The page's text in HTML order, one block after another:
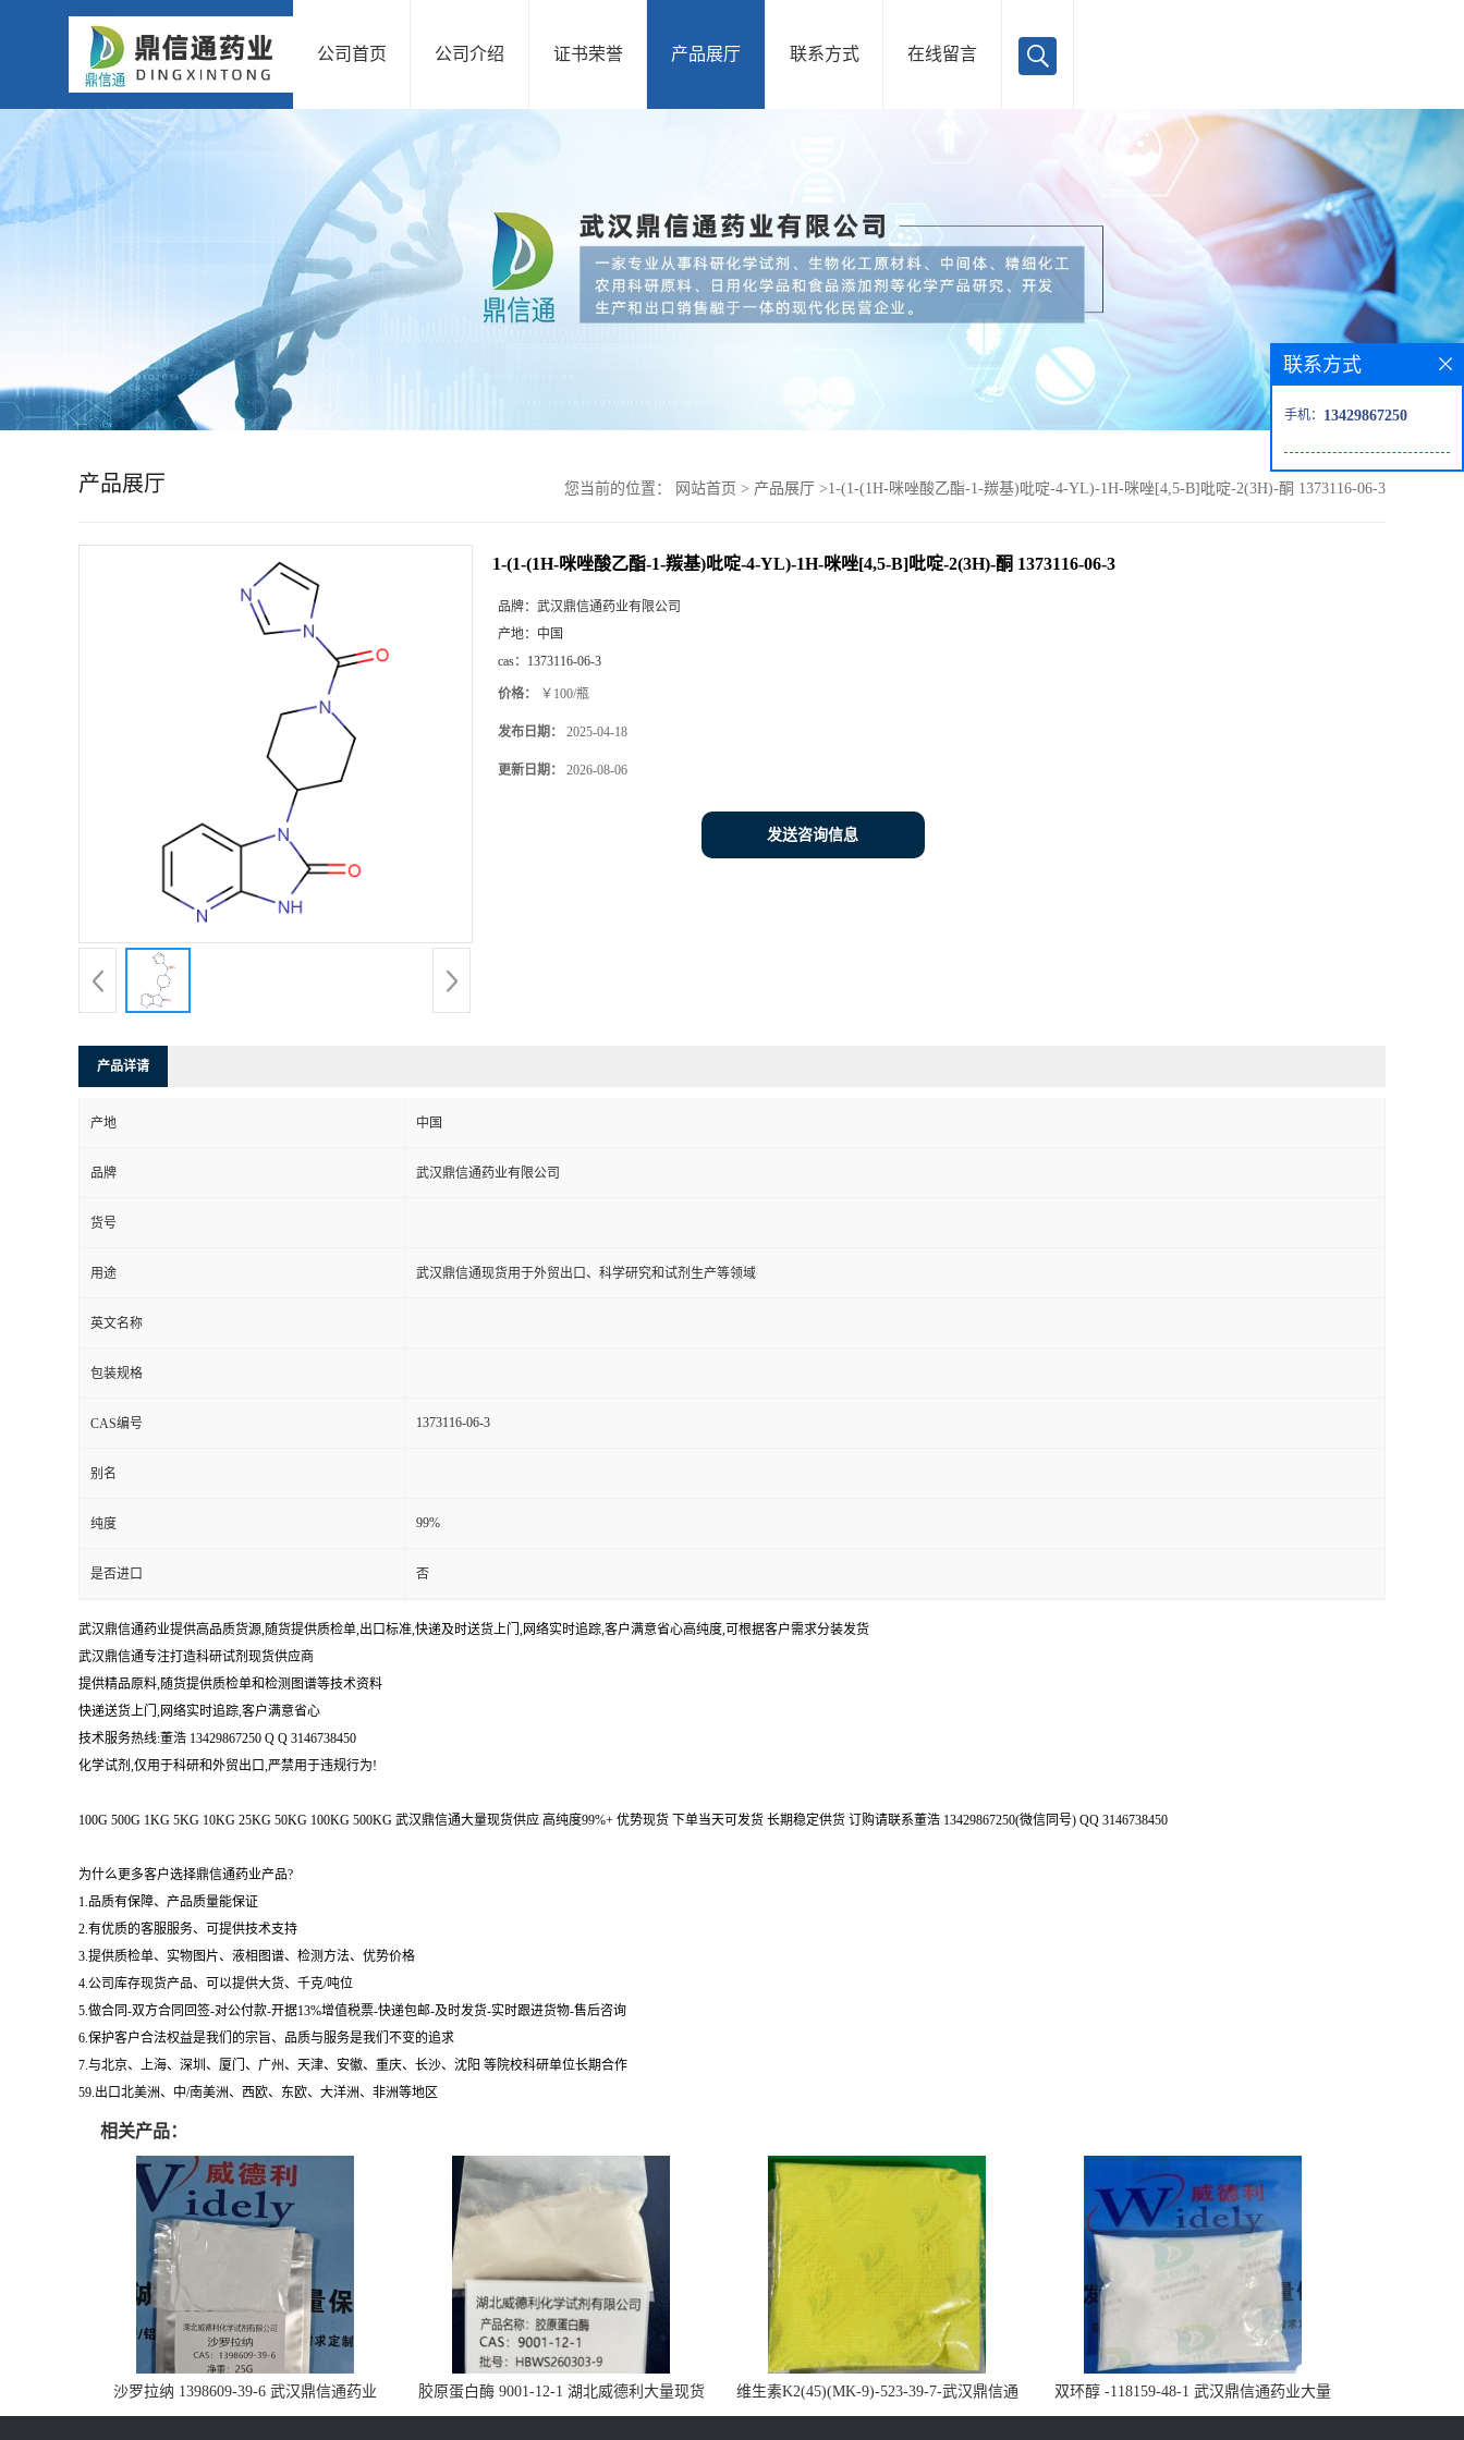
公司首页 公司介绍 证书荣誉 产品展厅 联系方式 在线留言
产品展厅 您当前的位置： 网站首页 > 产品展厅 >1-(1-(1H-咪唑酸乙酯-1-羰基)吡啶-4-YL)-1H-咪唑[4,5-B]吡啶-2(3H)-酮 1373116-06-3
1-(1-(1H-咪唑酸乙酯-1-羰基)吡啶-4-YL)-1H-咪唑[4,5-B]吡啶-2(3H)-酮 1373116-06-3
品牌： 武汉鼎信通药业有限公司
产地： 中国
cas： 1373116-06-3
价格： ￥100/瓶
发布日期： 2025-04-18
更新日期： 2026-08-06
发送咨询信息
产品详请
产地 中国
品牌 武汉鼎信通药业有限公司
货号
用途 武汉鼎信通现货用于外贸出口、科学研究和试剂生产等领域
英文名称
包装规格
CAS编号 1373116-06-3
别名
纯度 99%
是否进口 否
武汉鼎信通药业提供高品质货源,随货提供质检单,出口标准,快递及时送货上门,网络实时追踪,客户满意省心高纯度,可根据客户需求分装发货
武汉鼎信通专注打造科研试剂现货供应商
提供精品原料,随货提供质检单和检测图谱等技术资料
快递送货上门,网络实时追踪,客户满意省心
技术服务热线:董浩 13429867250 Q Q 3146738450
化学试剂,仅用于科研和外贸出口,严禁用于违规行为!
100G 500G 1KG 5KG 10KG 25KG 50KG 100KG 500KG 武汉鼎信通大量现货供应 高纯度99%+ 优势现货 下单当天可发货 长期稳定供货 订购请联系董浩 13429867250(微信同号) QQ 3146738450
为什么更多客户选择鼎信通药业产品?
1.品质有保障、产品质量能保证
2.有优质的客服服务、可提供技术支持
3.提供质检单、实物图片、液相图谱、检测方法、优势价格
4.公司库存现货产品、可以提供大货、千克/吨位
5.做合同-双方合同回签-对公付款-开据13%增值税票-快递包邮-及时发货-实时跟进货物-售后咨询
6.保护客户合法权益是我们的宗旨、品质与服务是我们不变的追求
7.与北京、上海、深圳、厦门、广州、天津、安徽、重庆、长沙、沈阳 等院校科研单位长期合作
59.出口北美洲、中/南美洲、西欧、东欧、大洋洲、非洲等地区
相关产品：
沙罗拉纳 1398609-39-6 武汉鼎信通药业
胶原蛋白酶 9001-12-1 湖北威德利大量现货
供应
维生素K2(45)(MK-9)-523-39-7-武汉鼎信通
药业大量现货供应
双环醇 -118159-48-1 武汉鼎信通药业大量
现货供应
联系方式
手机： 13429867250